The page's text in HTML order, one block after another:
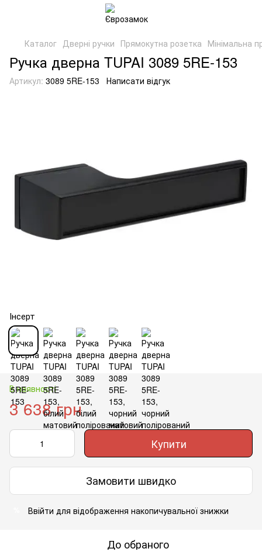
Каталог Дверні ручки Прямокутна розетка Мінімальна
Ручка дверна TUPAI 3089 5RE-153
Артикул: 3089 5RE-153 Написати відгук
Інсерт
В наявності
3 638 грн
Купити
Замовити швидко
Ввійти для відображення накопичувальної знижки
До обраного